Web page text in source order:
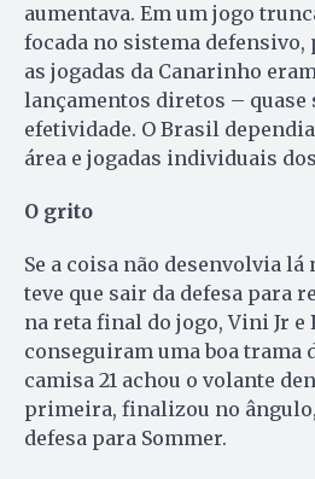
aumentava. Em um jogo
focada no sistema
as jogadas da Canarinho
lançamentos diretos – quase
efetividade. O Brasil
área e jogadas individuais
O grito
Se a coisa não desenvolvia
teve que sair da defesa para
na reta final do jogo, Vini Jr e
conseguiram uma boa trama
camisa 21 achou o volante
primeira, finalizou no
defesa para Sommer.